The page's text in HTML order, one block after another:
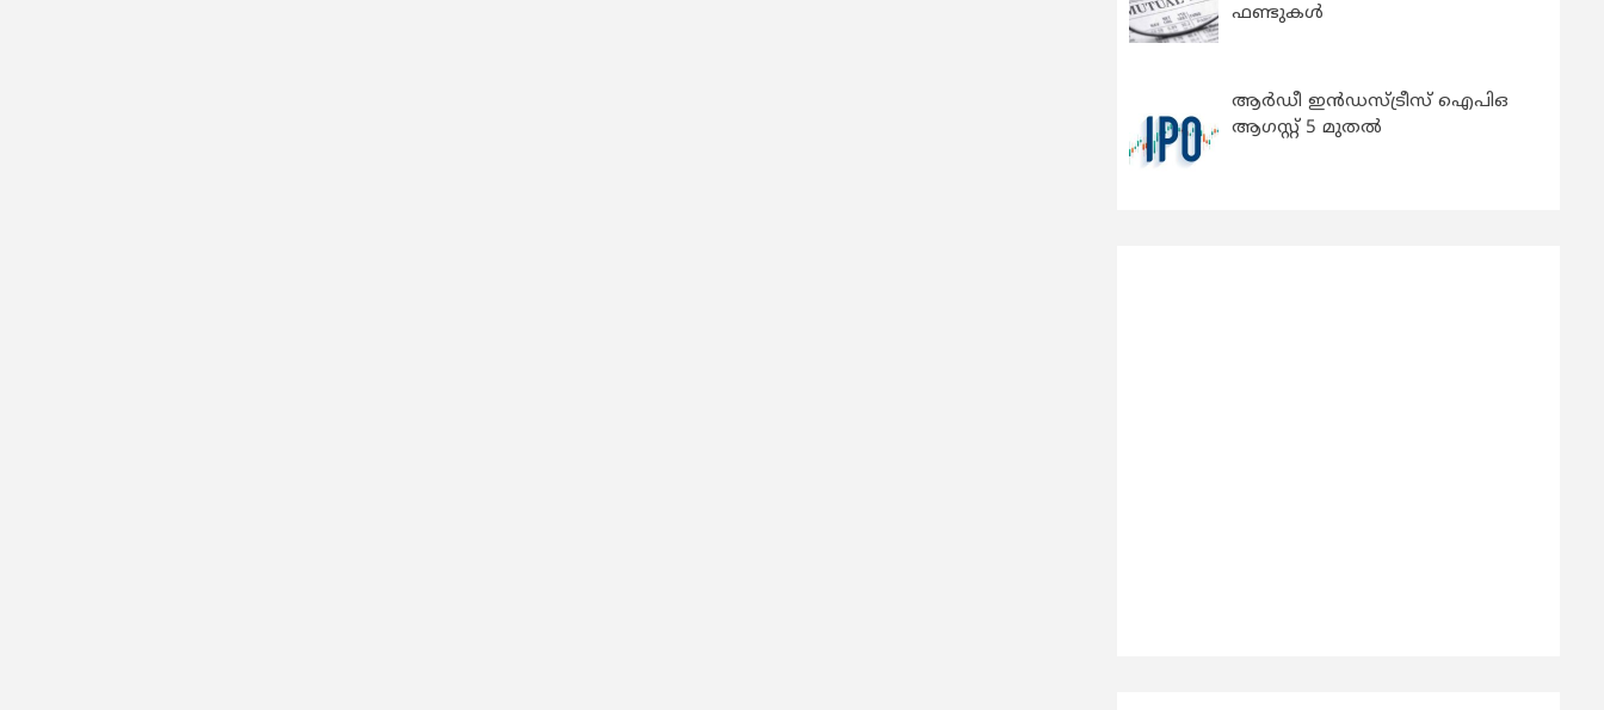
ഫണ്ടുകള്‍
ആർഡീ ഇൻഡസ്ട്രീസ് ഐപിഒ
ആഗസ്റ്റ് 5 മുതൽ